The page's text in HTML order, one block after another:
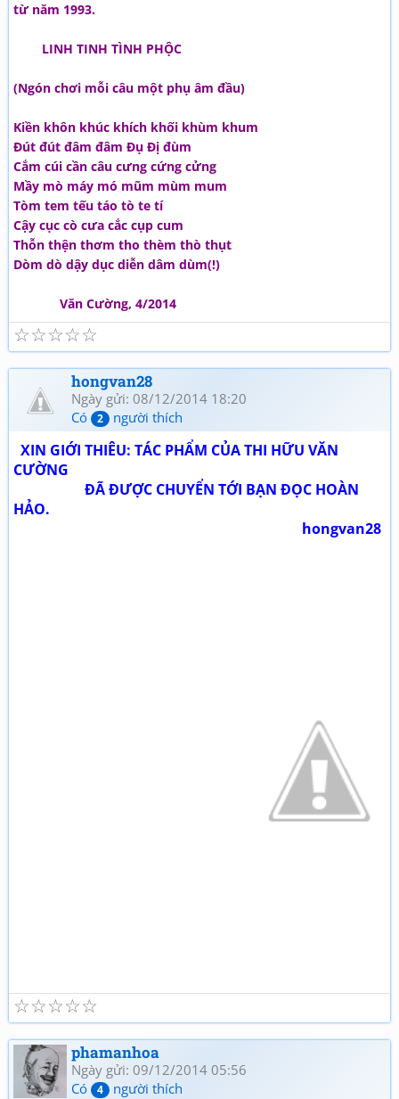
từ năm 1993.
LINH TINH TÌNH PHỘC
(Ngón chơi mỗi câu một phụ âm đầu)
Kiền khôn khúc khích khối khùm khum
Đút đút đâm đâm Đụ Đị đùm
Cắm cúi cần câu cưng cứng cửng
Mầy mò máy mó mũm mùm mum
Tòm tem tếu táo tò te tí
Cậy cục cò cưa cắc cụp cum
Thỗn thện thơm tho thèm thò thụt
Dòm dò dậy dục diễn dâm dùm(!)
Văn Cường, 4/2014
☆
☆
☆
☆
☆
hongvan28
Ngày gửi: 08/12/2014 18:20
Có
2 người thích
XIN GIỚI THIÊU: TÁC PHẨM CỦA THI HỮU VĂN
CƯỜNG
ĐÃ ĐƯỢC CHUYỂN TỚI BẠN ĐỌC HOÀN
HẢO.
hongvan28
☆
☆
☆
☆
☆
phamanhoa
Ngày gửi: 09/12/2014 05:56
Có
4 người thích